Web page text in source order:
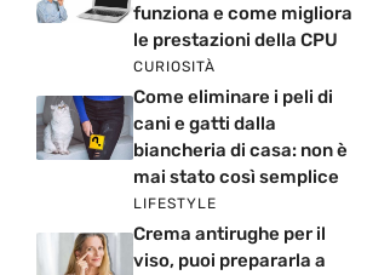
funziona e come migliora
le prestazioni della CPU
CURIOSITÀ
Come eliminare i peli di
cani e gatti dalla
biancheria di casa: non è
mai stato così semplice
LIFESTYLE
Crema antirughe per il
viso, puoi prepararla a